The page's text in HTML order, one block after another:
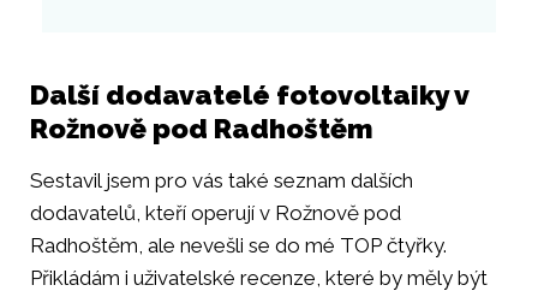
Další dodavatelé fotovoltaiky v
Rožnově pod Radhoštěm
Sestavil jsem pro vás také seznam dalších
dodavatelů, kteří operují v Rožnově pod
Radhoštěm, ale nevešli se do mé TOP čtyřky.
Přikládám i uživatelské recenze, které by měly být